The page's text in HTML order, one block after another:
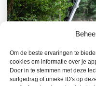
Om de beste ervaringen te
cookies om informatie over je
Door in te stemmen met deze
surfgedrag of unieke ID's op
La gamme Bobcat,